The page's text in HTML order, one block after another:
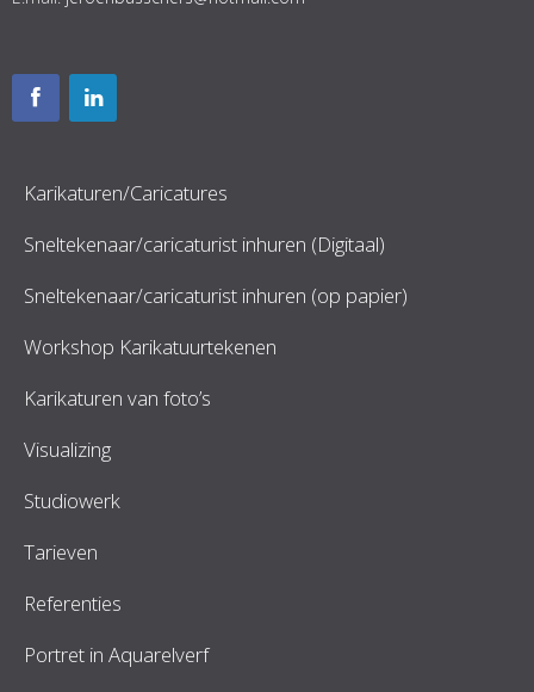
Karikaturen/Caricatures
Sneltekenaar/caricaturist inhuren (Digitaal)
Sneltekenaar/caricaturist inhuren (op papier)
Workshop Karikatuurtekenen
Karikaturen van foto’s
Visualizing
Studiowerk
Tarieven
Referenties
Portret in Aquarelverf